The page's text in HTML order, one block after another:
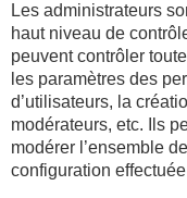
Les administrateurs
haut niveau de
peuvent contrôler
les paramètres des
d’utilisateurs, la
modérateurs, etc. Ils
modérer l’ensemble
configuration